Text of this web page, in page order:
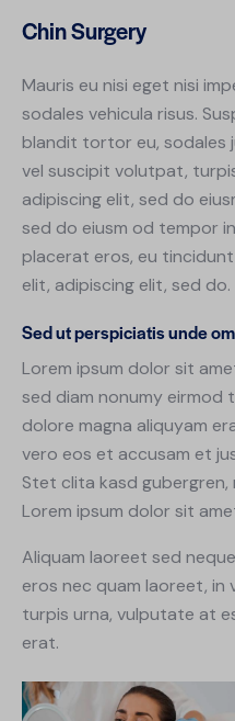
Chin Surgery
Mauris eu nisi eget nisi
sodales vehicula risus.
blandit tortor eu, sodales
vel suscipit volutpat,
adipiscing elit, sed do
sed do eiusm od tempor
placerat eros, eu
elit, adipiscing elit, sed do.
Sed ut perspiciatis unde
Lorem ipsum dolor sit
sed diam nonumy
dolore magna aliquyam
vero eos et accusam et
Stet clita kasd
Lorem ipsum dolor sit
Aliquam laoreet sed
eros nec quam laoreet, in
turpis urna, vulputate at
erat.